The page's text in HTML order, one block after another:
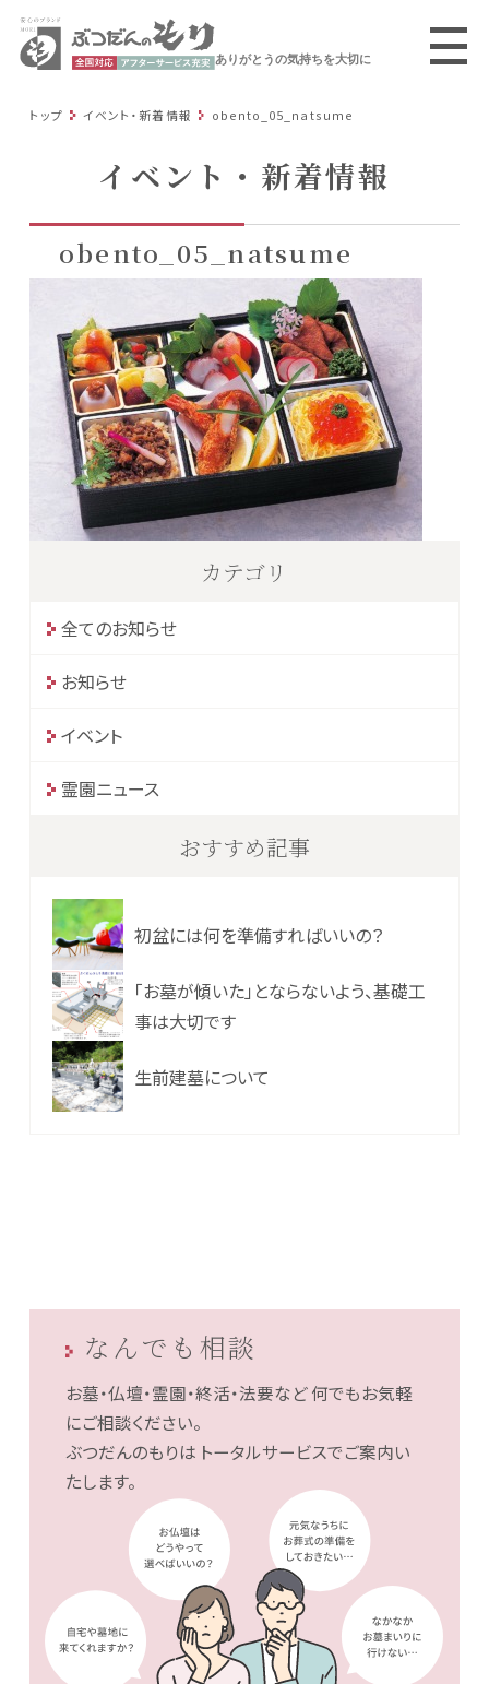
ありがとうの気持ちを大切に
トップ イベント・新着情報 obento_05_natsume
イベント・新着情報
obento_05_natsume
カテゴリ
全てのお知らせ
お知らせ
イベント
霊園ニュース
おすすめ記事
初盆には何を準備すればいいの？
「お墓が傾いた」とならないよう、基礎工
事は大切です
生前建墓について
なんでも相談
お墓・仏壇・霊園・終活・法要など何でもお気軽
にご相談ください。
ぶつだんのもりは トータルサービスでご案内い
たします。